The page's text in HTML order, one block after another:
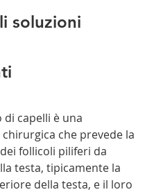
soluzioni
capelli è una
che prevede la
follicoli piliferi da
testa, tipicamente la
della testa, e il loro